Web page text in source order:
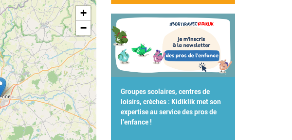
+
−
Groupes scolaires, centres de
loisirs, crèches : Kidiklik met son
expertise au service des pros de
l'enfance !